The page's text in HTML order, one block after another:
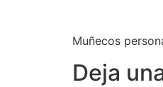
Muñecos
Deja